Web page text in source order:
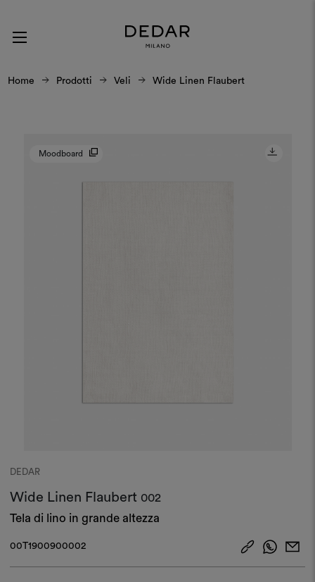
Home Prodotti Veli Wide Linen Flaubert
Moodboard
DEDAR
Wide Linen Flaubert 002
Tela di lino in grande altezza
00T1900900002